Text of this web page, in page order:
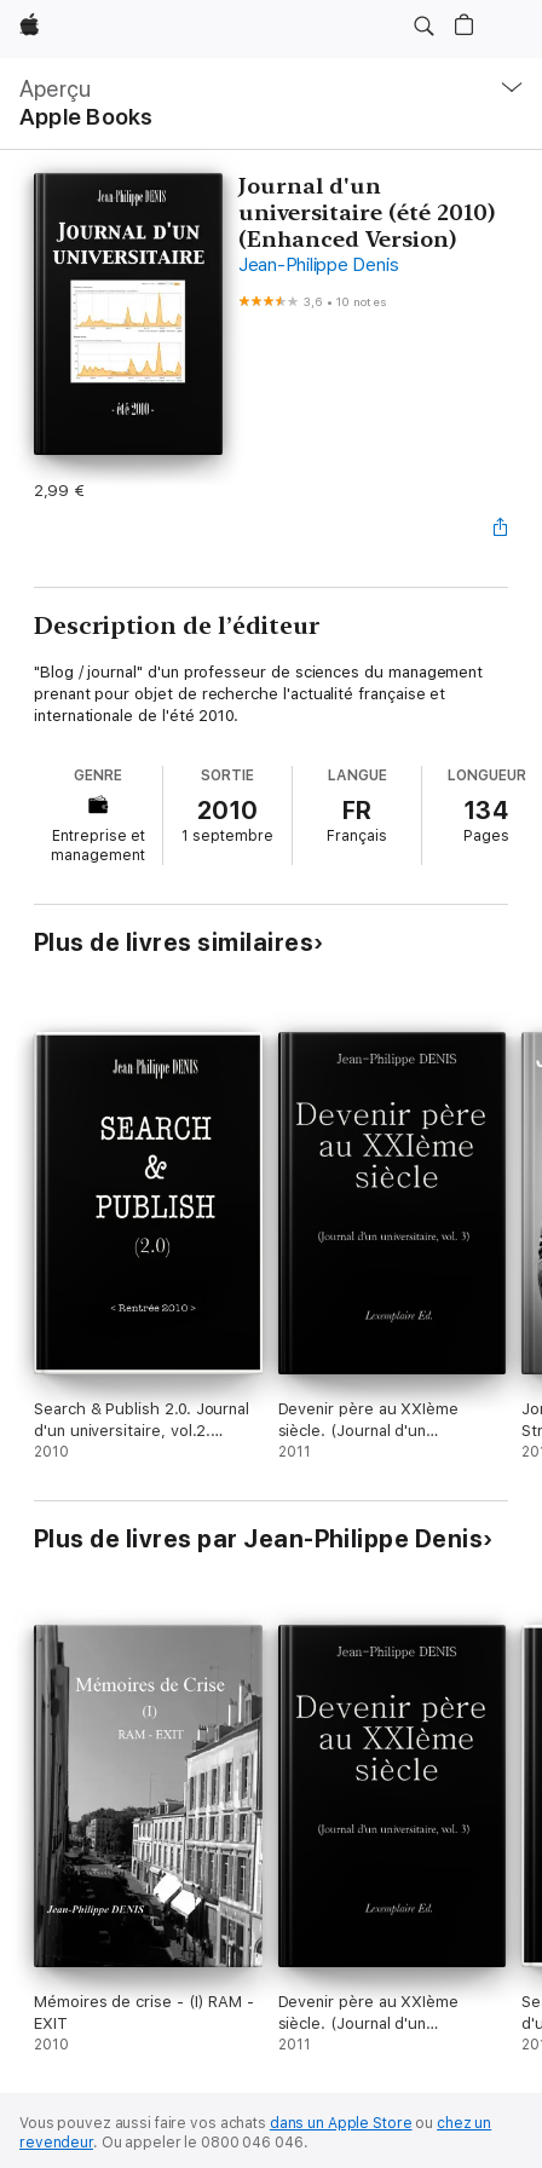
Apple
Aperçu
Apple Books
locale
Ouvrir
menu
Journal d'un
universitaire (été 2010)
(Enhanced Version)
Jean-Philippe Denis
3,6 •10 notes
2,99 €
Description de l’éditeur
"Blog / journal" d'un professeur de sciences du management
prenant pour objet de recherche l'actualité française et
internationale de l'été 2010.
GENRE
Entreprise et
management
SORTIE
2010
1 septembre
LANGUE
FR
Français
LONGUEUR
134
Pages
Plus de livres similaires
Search & Publish 2.0. Journal
d'un universitaire, vol.2.
(Enhanced Version)
2010
Devenir père au XXIème
siècle. (Journal d'un
universitaire, vol.3)
2011
Plus de livres par Jean-Philippe Denis
Mémoires de crise - (I) RAM -
EXIT
2010
Devenir père au XXIème
siècle. (Journal d'un
universitaire, vol.3)
2011
Vous pouvez aussi faire vos achats dans un Apple Store ou chez un
revendeur. Ou appeler le 0800 046 046.